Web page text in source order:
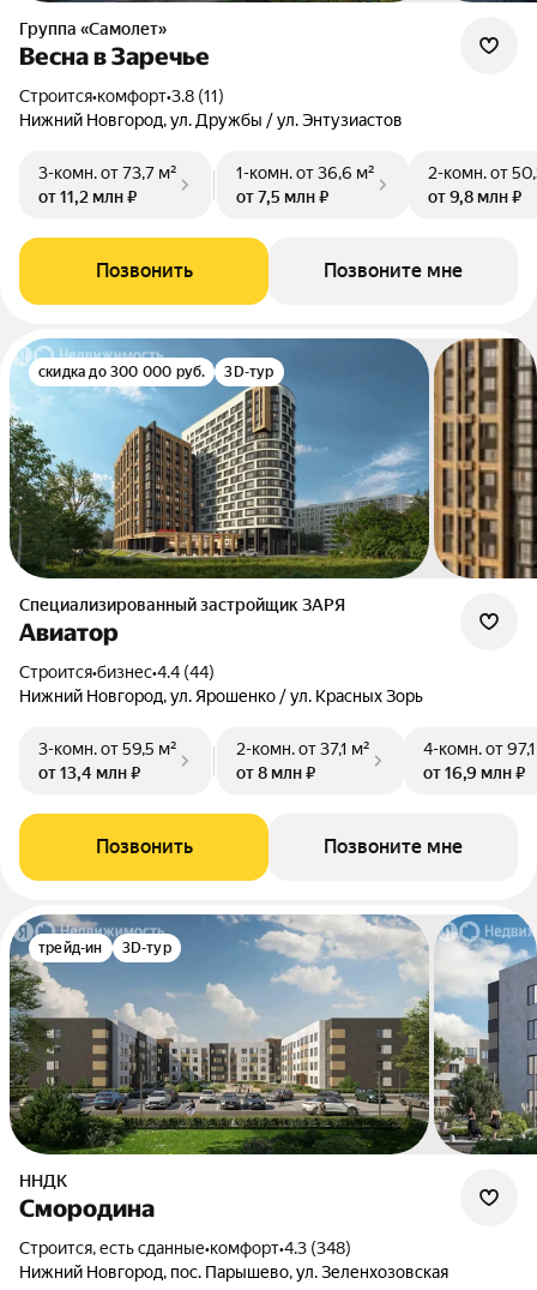
Группа «Самолет»
Весна в Заречье
Строится•комфорт•3.8 (11)
Нижний Новгород, ул. Дружбы / ул. Энтузиастов
3-комн.от 73,7 м²
от 11,2 млн ₽
1-комн.от 36,6 м²
от 7,5 млн ₽
2-комн.от
от 9,8 млн ₽
Позвонить Позвоните мне
скидка до 300 000 руб. 3D-тур
Специализированный застройщик ЗАРЯ
Авиатор
Строится•бизнес•4.4 (44)
Нижний Новгород, ул. Ярошенко / ул. Красных Зорь
3-комн.от 59,5 м²
от 13,4 млн ₽
2-комн.от 37,1 м²
от 8 млн ₽
4-комн.от
от 16,9 млн ₽
Позвонить Позвоните мне
трейд-ин 3D-тур
ННДК
Смородина
Строится, есть сданные•комфорт•4.3 (348)
Нижний Новгород, пос. Парышево, ул. Зеленхозовская